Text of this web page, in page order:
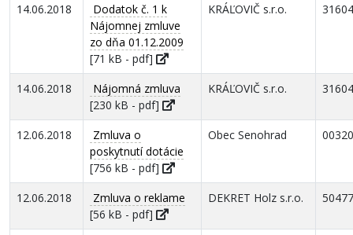
14.06.2018
Dodatok č. 1 k
Nájomnej zmluve
zo dňa 01.12.2009
[71 kB - pdf]
KRÁĽOVIČ s.r.o.
14.06.2018
Nájomná zmluva
[230 kB - pdf]
KRÁĽOVIČ s.r.o.
12.06.2018
Zmluva o
poskytnutí dotácie
[756 kB - pdf]
Obec Senohrad
12.06.2018
Zmluva o reklame
[56 kB - pdf]
DEKRET Holz s.r.o.